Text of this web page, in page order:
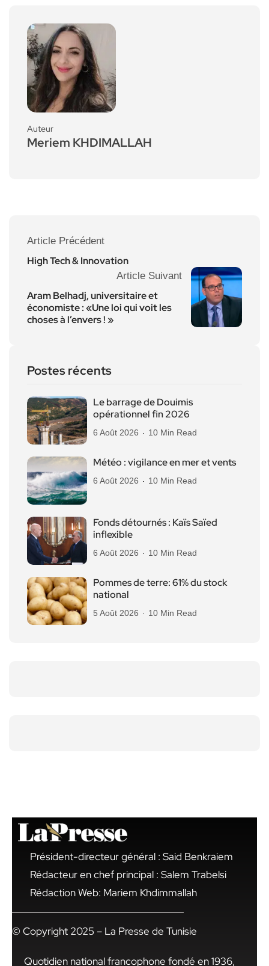
Auteur
Meriem KHDIMALLAH
Article Précédent
High Tech & Innovation
Article Suivant
Aram Belhadj, universitaire et
économiste : «Une loi qui voit les
choses à l’envers ! »
Postes récents
Le barrage de Douimis
opérationnel fin 2026
6 Août 2026 10 Min Read
Météo : vigilance en mer et vents
6 Août 2026 10 Min Read
Fonds détournés : Kaïs Saïed
inflexible
6 Août 2026 10 Min Read
Pommes de terre: 61% du stock
national
5 Août 2026 10 Min Read
Président-directeur général : Said Benkraiem
Rédacteur en chef principal : Salem Trabelsi
Rédaction Web: Mariem Khdimmallah
© Copyright 2025 – La Presse de Tunisie
Quotidien national francophone fondé en 1936,